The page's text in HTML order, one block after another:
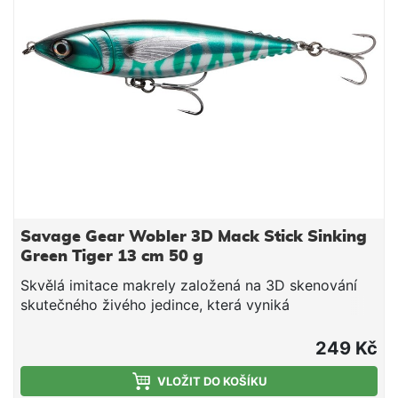
trojháčky Extra pevné kroužky Pomalu potápivá
Délka 13 cm Hmotnost 50 g Velikost háčku 1/0
Savage Gear Wobler 3D Mack Stick Sinking
Green Tiger 13 cm 50 g
Skvělá imitace makrely založená na 3D skenování
skutečného živého jedince, která vyniká
Nástraha má vyztužený vnitřek s drátem z nerezové
oceli, aby dokázala ustát brutální útoky dravých ryb.
Dobře létá a dá se s ní daleko nahazovat. Pohybuje
249 Kč
VLOŽIT DO KOŠÍKU